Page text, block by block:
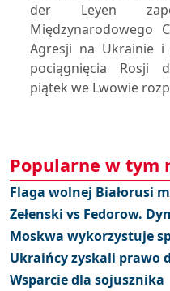
der Leyen
Międzynarodowego
Agresji na Ukrainie i
pociągnięcia Rosji
piątek we Lwowie
Popularne w tym
Flaga wolnej Białorusi
Zełenski vs Fedorow.
Moskwa wykorzystuje
Ukraińcy zyskali prawo
Wsparcie dla sojusznika